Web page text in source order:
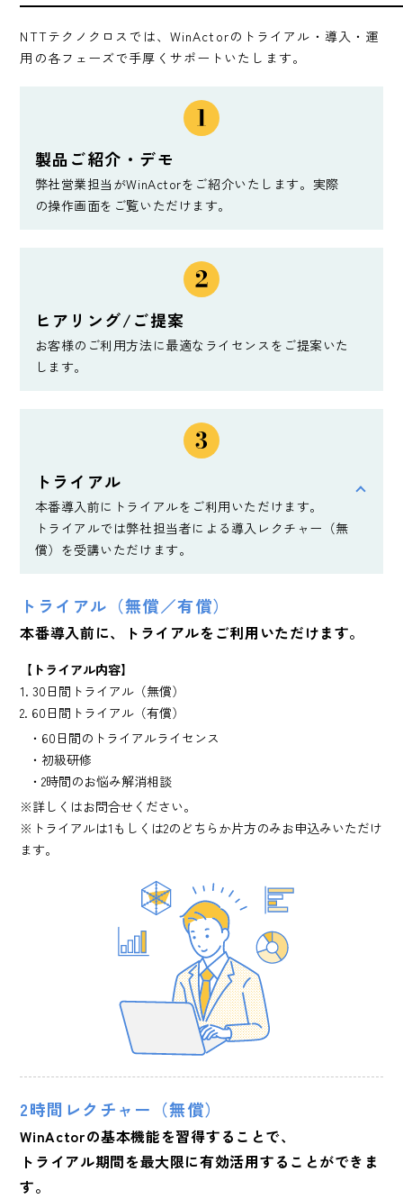
NTTテクノクロスでは、WinActorのトライアル・導入・運
用の各フェーズで手厚くサポートいたします。
製品ご紹介・デモ
弊社営業担当がWinActorをご紹介いたします。実際
の操作画面をご覧いただけます。
ヒアリング/ご提案
お客様のご利用方法に最適なライセンスをご提案いた
します。
トライアル
本番導入前にトライアルをご利用いただけます。
トライアルでは弊社担当者による導入レクチャー（無
償）を受講いただけます。
トライアル（無償／有償）
本番導入前に、トライアルをご利用いただけます。
【トライアル内容】
1. 30日間トライアル（無償）
2. 60日間トライアル（有償）
・60日間のトライアルライセンス
・初級研修
・2時間のお悩み解消相談
※詳しくはお問合せください。
※トライアルは1もしくは2のどちらか片方のみお申込みいただけ
ます。
2時間レクチャー（無償）
WinActorの基本機能を習得することで、
トライアル期間を最大限に有効活用することができま
す。